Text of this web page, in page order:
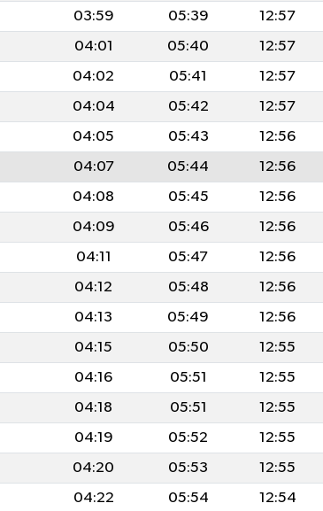
03:59 05:39 12:57
04:01 05:40 12:57
04:02 05:41 12:57
04:04 05:42 12:57
04:05 05:43 12:56
04:07 05:44 12:56
04:08 05:45 12:56
04:09 05:46 12:56
04:11 05:47 12:56
04:12 05:48 12:56
04:13 05:49 12:56
04:15 05:50 12:55
04:16 05:51 12:55
04:18 05:51 12:55
04:19 05:52 12:55
04:20 05:53 12:55
04:22 05:54 12:54